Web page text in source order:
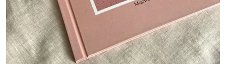
Сохраните ваши воспоминания
А мы вам в этом поможем